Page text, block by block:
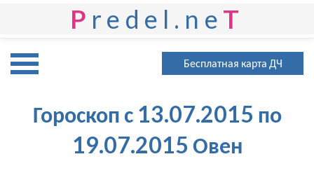
P redel.ne T
Бесплатная карта ДЧ
Гороскоп с 13.07.2015 по
19.07.2015 Овен